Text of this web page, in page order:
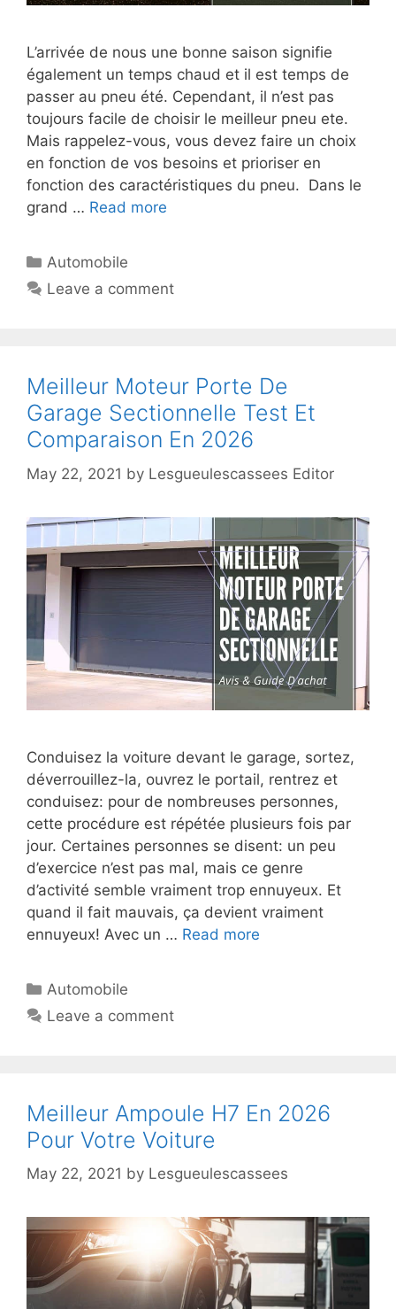
L’arrivée de nous une bonne saison signifie
également un temps chaud et il est temps de
passer au pneu été. Cependant, il n’est pas
toujours facile de choisir le meilleur pneu ete.
Mais rappelez-vous, vous devez faire un choix
en fonction de vos besoins et prioriser en
fonction des caractéristiques du pneu. Dans le
grand … Read more
Automobile
Leave a comment
Meilleur Moteur Porte De
Garage Sectionnelle Test Et
Comparaison En 2026
May 22, 2021 by Lesgueulescassees Editor
Conduisez la voiture devant le garage, sortez,
déverrouillez-la, ouvrez le portail, rentrez et
conduisez: pour de nombreuses personnes,
cette procédure est répétée plusieurs fois par
jour. Certaines personnes se disent: un peu
d’exercice n’est pas mal, mais ce genre
d’activité semble vraiment trop ennuyeux. Et
quand il fait mauvais, ça devient vraiment
ennuyeux! Avec un … Read more
Automobile
Leave a comment
Meilleur Ampoule H7 En 2026
Pour Votre Voiture
May 22, 2021 by Lesgueulescassees